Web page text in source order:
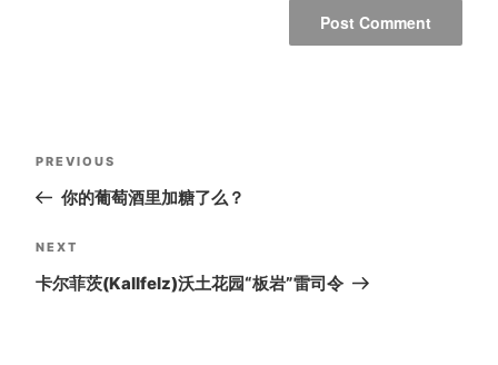
Post
navigation
Previous
Post
PREVIOUS
你的葡萄酒里加糖了么？
Next
Post
NEXT
卡尔菲茨(Kallfelz)沃土花园“板岩”雷司令